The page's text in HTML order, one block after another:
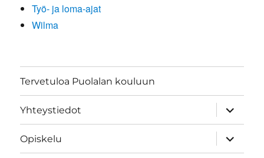
Työ- ja loma-ajat
Wilma
Tervetuloa Puolalan kouluun
Yhteystiedot
näytä
Opiskelu
näytä